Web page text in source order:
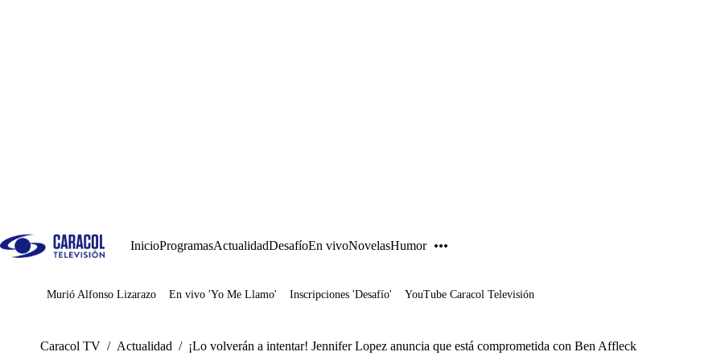
InicioProgramasActualidadDesafíoEn vivoNovelasHumor
Juegos
Murió Alfonso Lizarazo En vivo 'Yo Me Llamo' Inscripciones 'Desafío' YouTube Caracol Televisión
Caracol TV / Actualidad / ¡Lo volverán a intentar! Jennifer Lopez anuncia que está comprometida con Ben Affleck